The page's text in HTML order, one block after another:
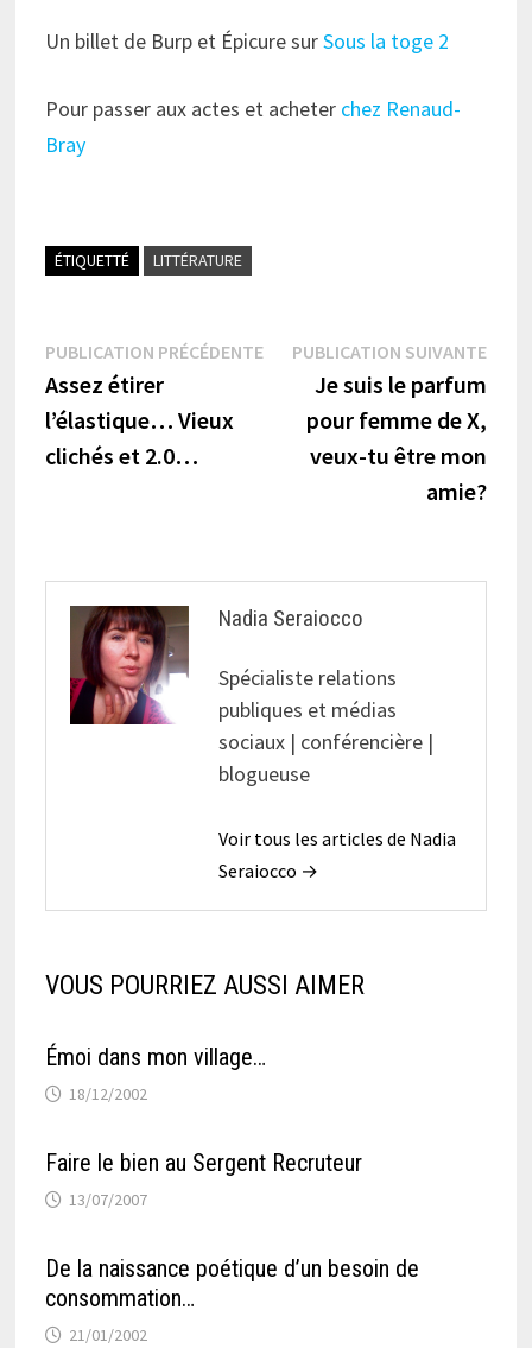
Un billet de Burp et Épicure surSous la toge 2
Pour passer aux actes et acheter chez Renaud-
Bray
ÉTIQUETTÉ LITTÉRATURE
Navigation
de
l’article
PUBLICATION PRÉCÉDENTEPublication
précédente :
Assez étirer
l’élastique… Vieux
clichés et 2.0…
PUBLICATION SUIVANTE
Je suis le parfum
pour femme de X,
veux-tu être mon
amie?
Nadia Seraiocco
Spécialiste relations
publiques et médias
sociaux | conférencière |
blogueuse
Voir tous les articles de Nadia
Seraiocco →
VOUS POURRIEZ AUSSI AIMER
Émoi dans mon village…
18/12/2002
Faire le bien au Sergent Recruteur
13/07/2007
De la naissance poétique d’un besoin de
consommation…
21/01/2002